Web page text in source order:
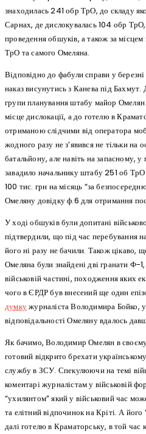
знаходилась 241 обр ТрО, до складу
Сарнах, де дислокувалась 104 обр
проведення обшуків, а також за
ТрО та самого Омеляна.
Відповідно до фабули справи у
наказ висунутись з Канева під
групи планування штабу майор Омелян
місце дислокації, а до готелю в
отриманою слідчими від оператора
жодного разу не з’явився не тільки
батальйону, але навіть на запасному,
завадило начальнику штабу 251 об
100 тис. грн на місяць “за
Омеляну довідку ф.6 для отримання
У ході обшуків були допитані
підтвердили, що під час перебування
його ні разу не бачили. Також цікаво,
Омеляна були знайдені дві гранати Ф-
військовій частині, походження яких
чого в ЄРДР був внесений ще один
думкужурналіста Володимира Бойко,
відповідальності Омеляну вдалось
Як бачимо, Володимир Омелян в
готовий відкрито брехати
службу в ЗСУ. Спекулюючи на темі
коментарі журналістам у військовій
“ухилянтом” який у військовий час
та елітний відпочинок на Кріті. А
далі готелю в Краматорську, в той час